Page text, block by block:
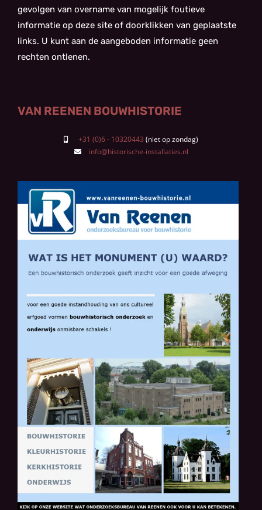
gevolgen van overname van mogelijk foutieve
informatie op deze site of doorklikken van geplaatste
links. U kunt aan de aangeboden informatie geen
rechten ontlenen.
VAN REENEN BOUWHISTORIE
+31 (0)6 - 10320443
info@historische-installaties.nl